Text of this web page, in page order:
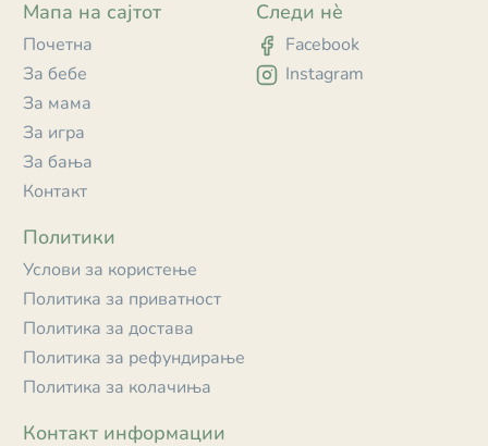
Мапа на сајтот
Почетна
За бебе
За мама
За игра
За бања
Контакт
Политики
Услови за користење
Политика за приватност
Политика за достава
Политика за рефундирање
Политика за колачиња
Контакт информации
Следи нè
Facebook
Instagram